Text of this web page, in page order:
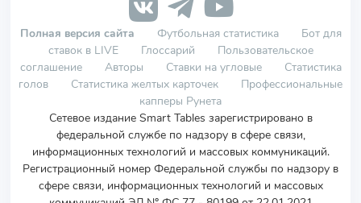
Полная версия сайта Футбольная статистика
Бот для
ставок в LIVE
Глоссарий
Пользовательское
соглашение
Авторы Ставки на угловые
Статистика
голов
Статистика желтых карточек
Профессиональные
капперы Рунета
Сетевое издание Smart Tables зарегистрировано в
федеральной службе по надзору в сфере связи,
информационных технологий и массовых коммуникаций.
Регистрационный номер Федеральной службы по надзору в
сфере связи, информационных технологий и массовых